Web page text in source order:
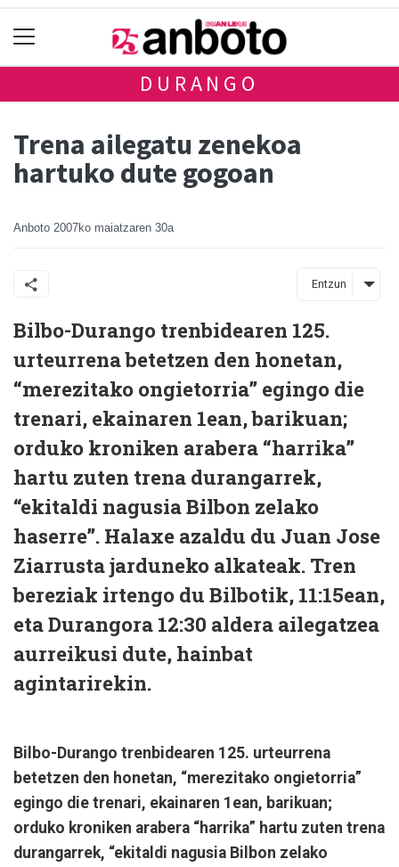
DURANGO
Trena ailegatu zenekoa
hartuko dute gogoan
Anboto 2007ko maiatzaren 30a
Entzun
Bilbo-Durango trenbidearen 125.
urteurrena betetzen den honetan,
“merezitako ongietorria” egingo die
trenari, ekainaren 1ean, barikuan;
orduko kroniken arabera “harrika”
hartu zuten trena durangarrek,
“ekitaldi nagusia Bilbon zelako
haserre”. Halaxe azaldu du Juan Jose
Ziarrusta jarduneko alkateak. Tren
bereziak irtengo du Bilbotik, 11:15ean,
eta Durangora 12:30 aldera ailegatzea
aurreikusi dute, hainbat
agintarirekin.
Bilbo-Durango trenbidearen 125. urteurrena
betetzen den honetan, “merezitako ongietorria”
egingo die trenari, ekainaren 1ean, barikuan;
orduko kroniken arabera “harrika” hartu zuten trena
durangarrek, “ekitaldi nagusia Bilbon zelako